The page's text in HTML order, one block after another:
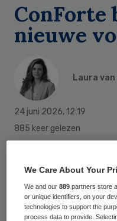
ConForte
nieuwe
Laura
24 juni 2026, 12:19
885 keer gelezen
nieuwe voorzitter
Hendrik Jan van
We Care About Your
We and our889 partners store
or unique identifiers, on your
technologies to support the
process data to provide.